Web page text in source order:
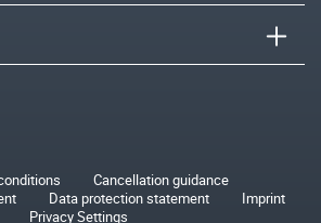
Cancellation guidance
Data protection statement
Imprint
Privacy Settings